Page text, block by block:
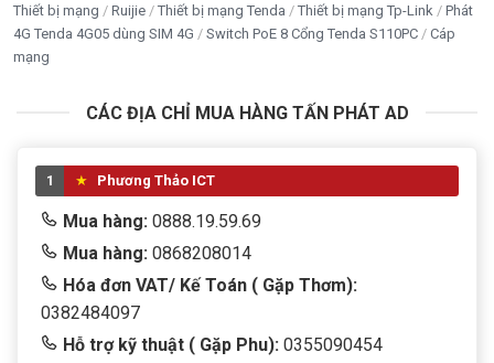
Ngoài WiFi, camera còn hỗ trợ kết nối mạng LAN có
dây giúp tăng độ ổn định khi cần thiết.
AI thông minh phát hiện người và phương
Camera IMOU IPC-F32FP-PRO được tích hợp công
nghệ trí tuệ nhân tạo AI giúp phân tích chuyển động
thông minh.
Thay vì báo động mọi chuyển động như lá cây rung
hoặc vật nuôi đi qua, camera có thể phân biệt:
Thiết bị mạng Ruijie Thiết bị mạng Tenda Thiết bị mạng Tp-Link
Phát
4G Tenda 4G05 dùng SIM 4G
Switch PoE 8 Cổng Tenda S110PC
Cáp
mạng
CÁC ĐỊA CHỈ MUA HÀNG TẤN PHÁT AD
1 Phương Thảo ICT
Mua hàng: 0888.19.59.69
Mua hàng: 0868208014
Hóa đơn VAT/ Kế Toán ( Gặp Thơm):
0382484097
Hỗ trợ kỹ thuật ( Gặp Phu): 0355090454